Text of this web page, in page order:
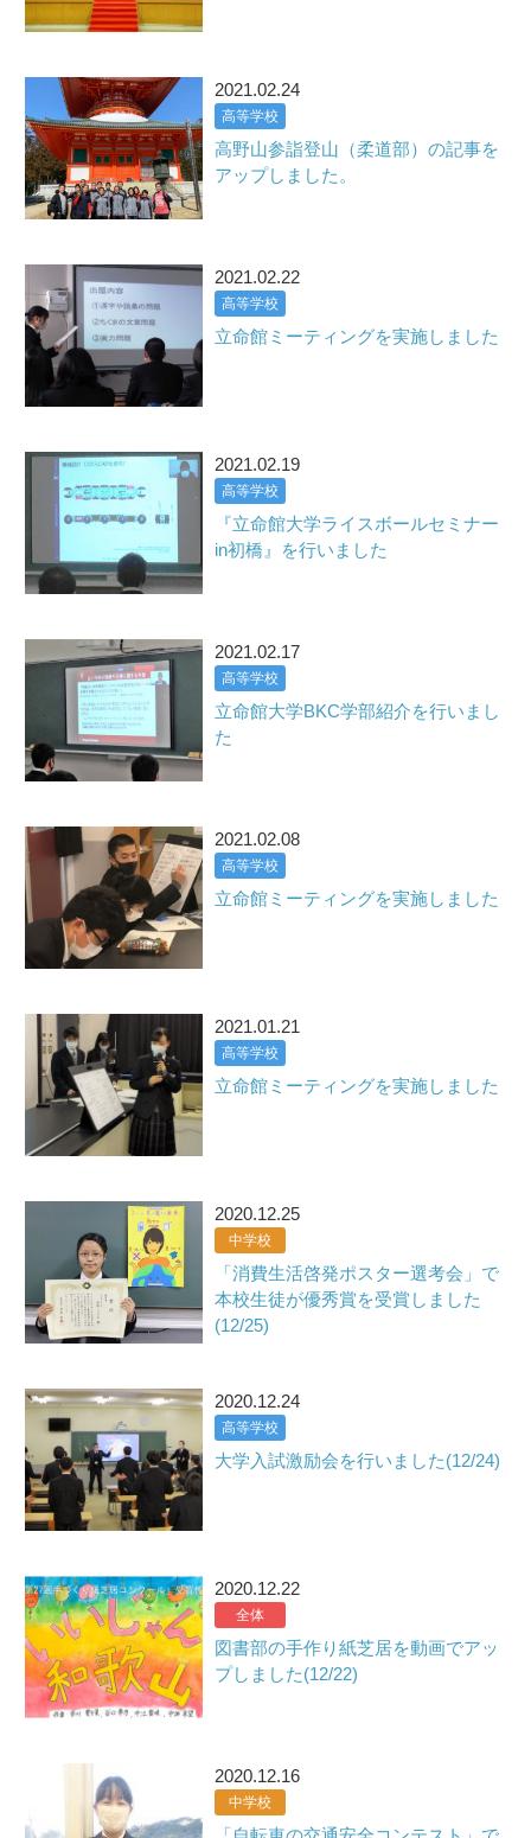
2021.02.24
高等学校
高野山参詣登山（柔道部）の記事を
アップしました。
2021.02.22
高等学校
立命館ミーティングを実施しました
2021.02.19
高等学校
『立命館大学ライスボールセミナー
in初橋』を行いました
2021.02.17
高等学校
立命館大学BKC学部紹介を行いまし
た
2021.02.08
高等学校
立命館ミーティングを実施しました
2021.01.21
高等学校
立命館ミーティングを実施しました
2020.12.25
中学校
「消費生活啓発ポスター選考会」で
本校生徒が優秀賞を受賞しました
(12/25)
2020.12.24
高等学校
大学入試激励会を行いました(12/24)
2020.12.22
全体
図書部の手作り紙芝居を動画でアッ
プしました(12/22)
2020.12.16
中学校